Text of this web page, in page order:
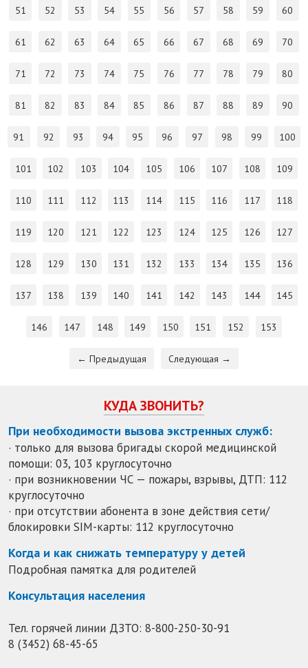
51 52 53 54 55 56 57 58 59 60
61 62 63 64 65 66 67 68 69 70
71 72 73 74 75 76 77 78 79 80
81 82 83 84 85 86 87 88 89 90
91 92 93 94 95 96 97 98 99 100
101 102 103 104 105 106 107 108 109
110 111 112 113 114 115 116 117 118
119 120 121 122 123 124 125 126 127
128 129 130 131 132 133 134 135 136
137 138 139 140 141 142 143 144 145
146 147 148 149 150 151 152 153
← Предыдущая Следующая →
КУДА ЗВОНИТЬ?
При необходимости вызова экстренных служб:
· только для вызова бригады скорой медицинской
помощи: 03, 103 круглосуточно
· при возникновении ЧС — пожары, взрывы, ДТП: 112
круглосуточно
· при отсутствии абонента в зоне действия сети/
блокировки SIM-карты: 112 круглосуточно
Когда и как снижать температуру у детей
Подробная памятка для родителей
Консультация населения
Тел. горячей линии ДЗТО: 8-800-250-30-91
8 (3452) 68-45-65